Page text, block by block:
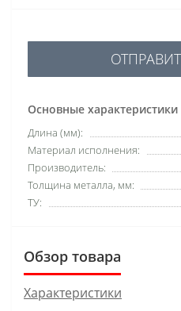
Основные характеристики
Длина (мм):
Материал исполнения:
Производитель:
Толщина металла, мм:
ТУ:
Обзор товара
Характеристики